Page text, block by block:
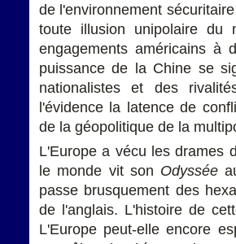
de l'environnement
toute illusion unipolaire
engagements américains à
puissance de la Chine se
nationalistes et des
l'évidence la latence de
de la géopolitique de la
L'Europe a vécu les drames
le monde vit son Odyssée
passe brusquement des
de l'anglais. L'histoire de
L'Europe peut-elle encore